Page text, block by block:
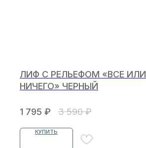
ЛИФ С РЕЛЬЕФОМ «ВСЕ ИЛИ
НИЧЕГО» ЧЕРНЫЙ
1 795 ₽ 3 590 ₽
КУПИТЬ